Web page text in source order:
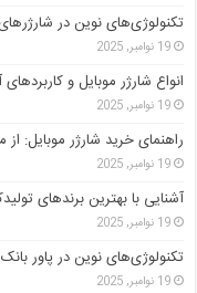
تکنولوژی‌های نوین در
19 نوامبر, 2025
انواع شارژر موبایل و
19 نوامبر, 2025
راهنمای خرید شارژر موبایل: از
19 نوامبر, 2025
آشنایی با بهترین برندهای
19 نوامبر, 2025
تکنولوژی‌های نوین در پاور
19 نوامبر, 2025